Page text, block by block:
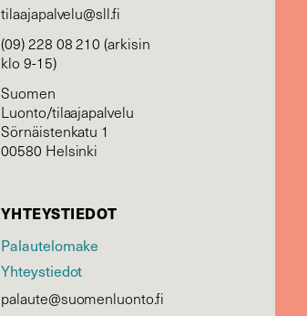
tilaajapalvelu@sll.fi
(09) 228 08 210 (arkisin
klo 9-15)
Suomen
Luonto/tilaajapalvelu
Sörnäistenkatu 1
00580 Helsinki
YHTEYSTIEDOT
Palautelomake
Yhteystiedot
palaute@suomenluonto.fi